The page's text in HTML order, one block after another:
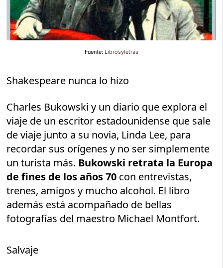
Fuente: Librosyletras
Shakespeare nunca lo hizo
Charles Bukowski y un diario que explora el
viaje de un escritor estadounidense que sale
de viaje junto a su novia, Linda Lee, para
recordar sus orígenes y no ser simplemente
un turista más. Bukowski retrata la Europa
de fines de los años 70 con entrevistas,
trenes, amigos y mucho alcohol. El libro
además está acompañado de bellas
fotografías del maestro Michael Montfort.
Salvaje